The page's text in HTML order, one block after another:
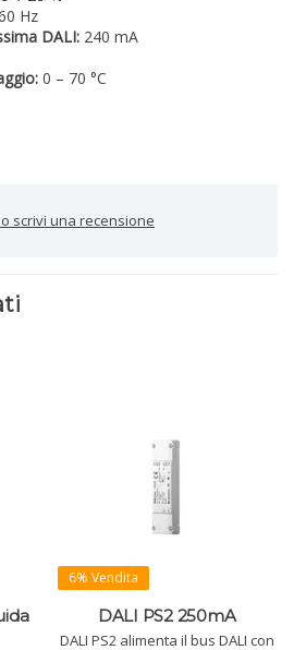
Hz
DALI: 240 mA
0 – 70 °C
o scrivi una recensione
6% Vendita
DALI PS2 250mA
DALI PS2 alimenta il bus DALI con